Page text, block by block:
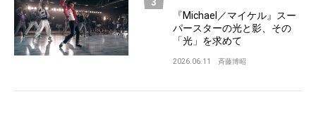
『Michael／マイケル』スー
パースターの光と影、その
「光」を求めて
2026.06.11 斉藤博昭